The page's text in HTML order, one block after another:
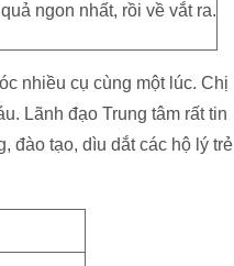
ngon nhất, rồi về vắt ra.
nhiều cụ cùng một lúc. Chị
Lãnh đạo Trung tâm rất tin
đào tạo, dìu dắt các hộ lý trẻ